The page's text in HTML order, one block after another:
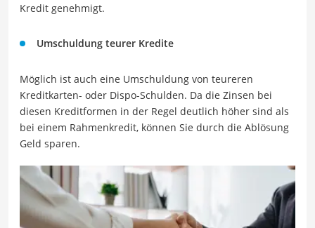
Kredit genehmigt.
Umschuldung teurer Kredite
Möglich ist auch eine Umschuldung von teureren
Kreditkarten- oder Dispo-Schulden. Da die Zinsen bei
diesen Kreditformen in der Regel deutlich höher sind als
bei einem Rahmenkredit, können Sie durch die Ablösung
Geld sparen.